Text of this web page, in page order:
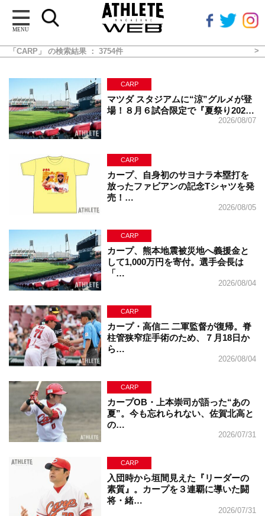
MENU
「CARP」 の検索結果 ： 3754件
CARP
マツダ スタジアムに“涼”グルメが登
場！８月６試合限定で『夏祭り202…
2026/08/07
CARP
カープ、自身初のサヨナラ本塁打を
放ったファビアンの記念Tシャツを発
売！…
2026/08/05
CARP
カープ、熊本地震被災地へ義援金と
して1,000万円を寄付。選手会長は
「…
2026/08/04
CARP
カープ・高信二 二軍監督が復帰。脊
柱管狭窄症手術のため、７月18日か
ら…
2026/08/04
CARP
カープOB・上本崇司が語った“あの
夏”。今も忘れられない、佐賀北高と
の…
2026/07/31
CARP
入団時から垣間見えた『リーダーの
素質』。カープを３連覇に導いた闘
将・緒…
2026/07/31